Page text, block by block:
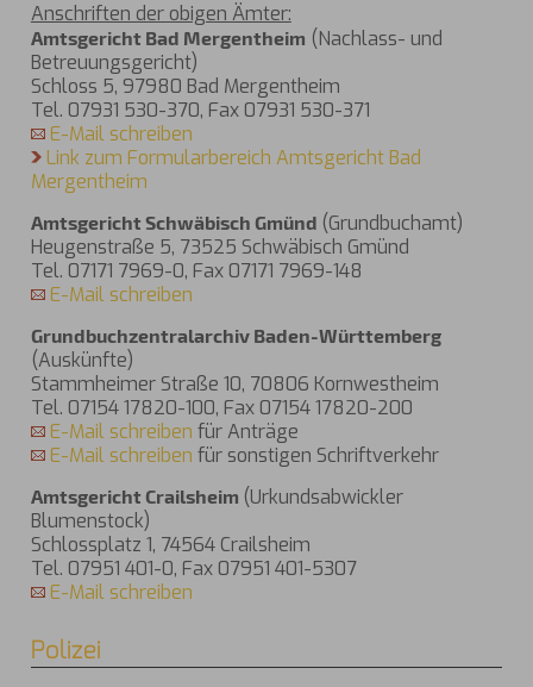
Anschriften der obigen Ämter:
Amtsgericht Bad Mergentheim (Nachlass- und
Betreuungsgericht)
Schloss 5, 97980 Bad Mergentheim
Tel. 07931 530-370, Fax 07931 530-371
E-Mail schreiben
Link zum Formularbereich Amtsgericht Bad
Mergentheim
Amtsgericht Schwäbisch Gmünd (Grundbuchamt)
Heugenstraße 5, 73525 Schwäbisch Gmünd
Tel. 07171 7969-0, Fax 07171 7969-148
E-Mail schreiben
Grundbuchzentralarchiv Baden-Württemberg
(Auskünfte)
Stammheimer Straße 10, 70806 Kornwestheim
Tel. 07154 17820-100, Fax 07154 17820-200
E-Mail schreiben für Anträge
E-Mail schreiben für sonstigen Schriftverkehr
Amtsgericht Crailsheim (Urkundsabwickler
Blumenstock)
Schlossplatz 1, 74564 Crailsheim
Tel. 07951 401-0, Fax 07951 401-5307
E-Mail schreiben
Polizei